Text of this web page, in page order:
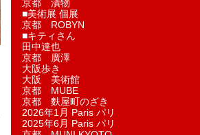
京都 漬物
■美術展 個展
京都 ROBYN
■キティさん
田中達也
京都 廣澤
大阪歩き
大阪 美術館
京都 MUBE
京都 麩屋町のざき
2026年1月 Paris パリ
2025年6月 Paris パリ